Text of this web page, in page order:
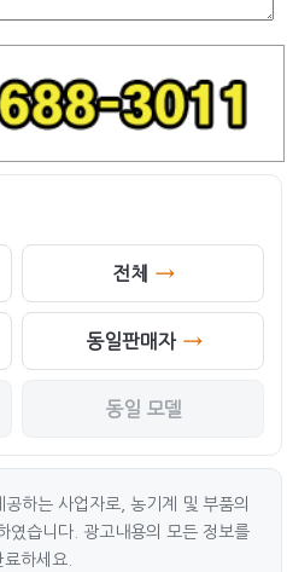
전체
동일판매자
동일 모델
하는 사업자로, 농기계 및 부품의
였습니다. 광고내용의 모든 정보를
하세요.